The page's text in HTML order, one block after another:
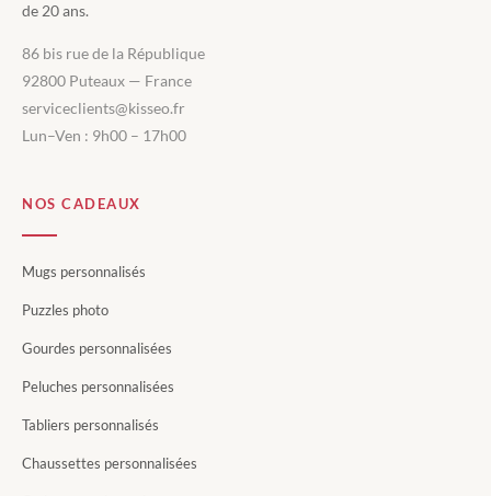
de 20 ans.
86 bis rue de la République
92800 Puteaux — France
serviceclients@kisseo.fr
Lun–Ven : 9h00 – 17h00
NOS CADEAUX
Mugs personnalisés
Puzzles photo
Gourdes personnalisées
Peluches personnalisées
Tabliers personnalisés
Chaussettes personnalisées